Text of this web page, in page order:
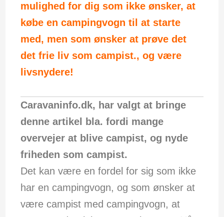
mulighed for dig som ikke ønsker, at
købe en campingvogn til at starte
med, men som ønsker at prøve det
det frie liv som campist., og være
livsnydere!
Caravaninfo.dk, har valgt at bringe
denne artikel bla. fordi mange
overvejer at blive campist, og nyde
friheden som campist.
Det kan være en fordel for sig som ikke
har en campingvogn, og som ønsker at
være campist med campingvogn, at